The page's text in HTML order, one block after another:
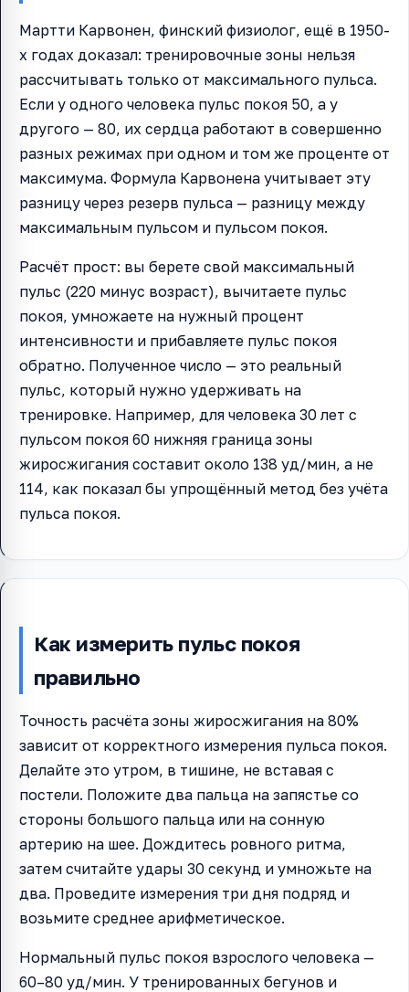
Мартти Карвонен, финский физиолог, ещё в 1950-
х годах доказал: тренировочные зоны нельзя
рассчитывать только от максимального пульса.
Если у одного человека пульс покоя 50, а у
другого — 80, их сердца работают в совершенно
разных режимах при одном и том же проценте от
максимума. Формула Карвонена учитывает эту
разницу через резерв пульса — разницу между
максимальным пульсом и пульсом покоя.
Расчёт прост: вы берете свой максимальный
пульс (220 минус возраст), вычитаете пульс
покоя, умножаете на нужный процент
интенсивности и прибавляете пульс покоя
обратно. Полученное число — это реальный
пульс, который нужно удерживать на
тренировке. Например, для человека 30 лет с
пульсом покоя 60 нижняя граница зоны
жиросжигания составит около 138 уд/мин, а не
114, как показал бы упрощённый метод без учёта
пульса покоя.
Как измерить пульс покоя
правильно
Точность расчёта зоны жиросжигания на 80%
зависит от корректного измерения пульса покоя.
Делайте это утром, в тишине, не вставая с
постели. Положите два пальца на запястье со
стороны большого пальца или на сонную
артерию на шее. Дождитесь ровного ритма,
затем считайте удары 30 секунд и умножьте на
два. Проведите измерения три дня подряд и
возьмите среднее арифметическое.
Нормальный пульс покоя взрослого человека —
60–80 уд/мин. У тренированных бегунов и